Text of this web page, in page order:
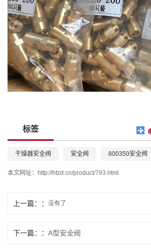
标签
干燥器安全阀 安全阀 800350安全阀
本文网址： http://htzd.cn/product/793.html
上一篇： 没有了
下一篇： A型安全阀